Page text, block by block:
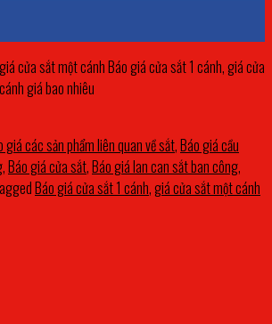
cửa sắt một cánh Báo giá cửa sắt 1 cánh, giá cửa
giá bao nhiêu
giá các sản phẩm liên quan về sắt,Báo giá cầu
,Báo giá cửa sắt,Báo giá lan can sắt ban công,
Báo giá cửa sắt 1 cánh,giá cửa sắt một cánh